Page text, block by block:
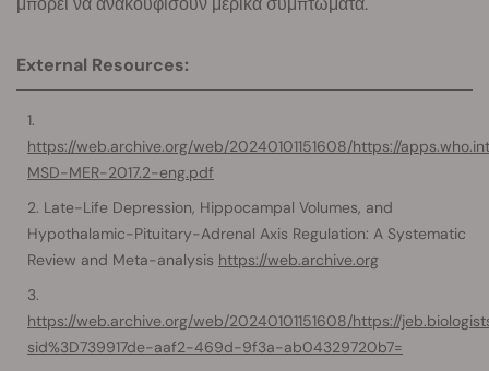
External Resources:
https://web.archive.org/web/20240101151608/https://
MSD-MER-2017.2-eng.pdf
Late-Life Depression, Hippocampal Volumes, and
Hypothalamic-Pituitary-Adrenal Axis Regulation: A Systematic
Review and Meta-analysis https://web.archive.org
https://web.archive.org/web/20240101151608/https://
sid%3D739917de-aaf2-469d-9f3a-ab04329720b7=